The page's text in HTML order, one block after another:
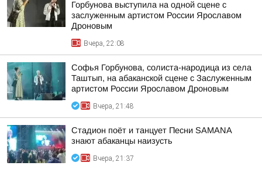
Горбунова выступила на одной сцене с
заслуженным артистом России Ярославом
Дроновым
Вчера, 22:08
Софья Горбунова, солиста-народица из села
Таштып, на абаканской сцене с Заслуженным
артистом России Ярославом Дроновым
Вчера, 21:48
Стадион поёт и танцует Песни SAMANA
знают абаканцы наизусть
Вчера, 21:37